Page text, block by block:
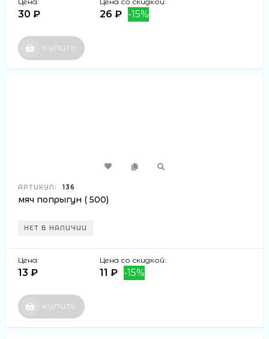
30 ₽ 26 ₽ -15%
КУПИТЬ
АРТИКУЛ: 136
мяч попрыгун ( 500)
НЕТ В НАЛИЧИИ
Цена:
13 ₽
Цена со скидкой:
11 ₽ -15%
КУПИТЬ